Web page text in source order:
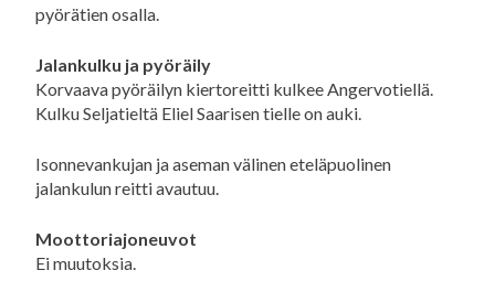
pyörätien osalla.
Jalankulku ja pyöräily
Korvaava pyöräilyn kiertoreitti kulkee Angervotiellä.
Kulku Seljatieltä Eliel Saarisen tielle on auki.
Isonnevankujan ja aseman välinen eteläpuolinen
jalankulun reitti avautuu.
Moottoriajoneuvot
Ei muutoksia.